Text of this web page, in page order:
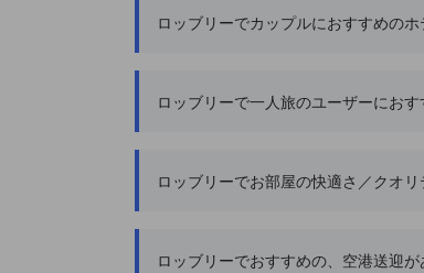
ロッブリーでカップルにおすすめの
ロッブリーで一人旅のユーザーにお
ロッブリーでお部屋の快適さ／クオ
ロッブリーでおすすめの、空港送迎